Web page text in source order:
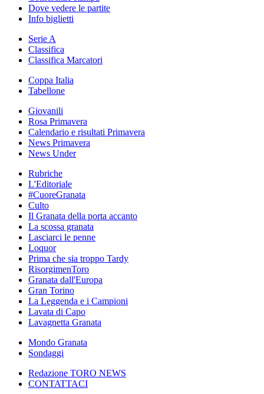
Dove vedere le partite
Info biglietti
Serie A
Classifica
Classifica Marcatori
Coppa Italia
Tabellone
Giovanili
Rosa Primavera
Calendario e risultati Primavera
News Primavera
News Under
Rubriche
L'Editoriale
#CuoreGranata
Culto
Il Granata della porta accanto
La scossa granata
Lasciarci le penne
Loquor
Prima che sia troppo Tardy
RisorgimenToro
Granata dall'Europa
Gran Torino
La Leggenda e i Campioni
Lavata di Capo
Lavagnetta Granata
Mondo Granata
Sondaggi
Redazione TORO NEWS
CONTATTACI